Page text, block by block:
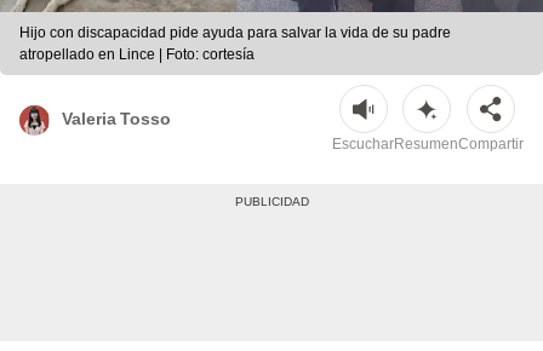
Hijo con discapacidad pide ayuda para salvar la vida de su padre
atropellado en Lince | Foto: cortesía
Valeria Tosso
EscucharResumenCompartir